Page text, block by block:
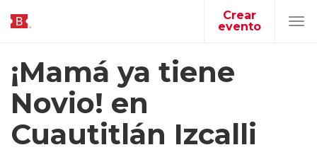
Crear
evento
¡Mamá ya tiene
Novio! en
Cuautitlán Izcalli